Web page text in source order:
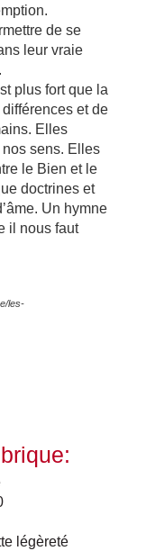
de se
leur vraie
plus fort que la
et de
Elles
sens. Elles
le Bien et le
doctrines et
Un hymne
il nous faut
les-
légèreté